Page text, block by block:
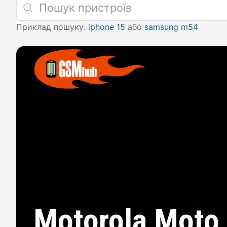
Приклад пошуку: iphone 15 або samsung m54